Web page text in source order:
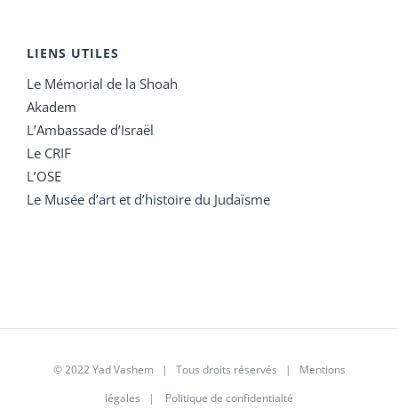
LIENS UTILES
Le Mémorial de la Shoah
Akadem
L’Ambassade d’Israël
Le CRIF
L’OSE
Le Musée d’art et d’histoire du Judaïsme
© 2022 Yad Vashem | Tous droits réservés | Mentions
légales | Politique de confidentialté